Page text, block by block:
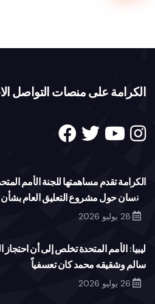
الكرامة على منصات التواصل
الكرامة تقدم مساهمتها للجنة الأمم
الإنسان حول مشروع التعليق العام
تكوين الجمعيات
28 يوليو 2026
ليبيا: الأمم المتحدة تخلص إلى أن
سالم وشقيقه محمد كان تعسفياً
26 يوليو 2026